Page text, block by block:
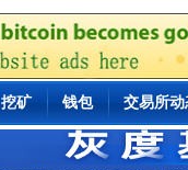
挖矿 钱包 交易所动